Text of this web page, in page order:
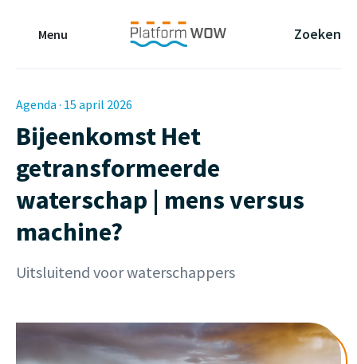
Menu
Zoeken
Agenda · 15 april 2026
Bijeenkomst Het
getransformeerde
waterschap | mens versus
machine?
Uitsluitend voor waterschappers